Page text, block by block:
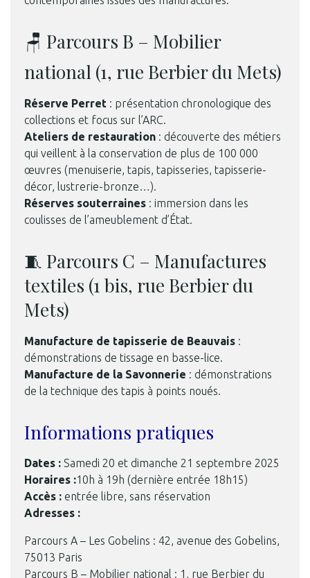
🪑 Parcours B – Mobilier
national (1, rue Berbier du Mets)
Réserve Perret : présentation chronologique des
collections et focus sur l’ARC.
Ateliers de restauration : découverte des métiers
qui veillent à la conservation de plus de 100 000
œuvres (menuiserie, tapis, tapisseries, tapisserie-
décor, lustrerie-bronze…).
Réserves souterraines : immersion dans les
coulisses de l’ameublement d’État.
🧵 Parcours C – Manufactures
textiles (1 bis, rue Berbier du
Mets)
Manufacture de tapisserie de Beauvais :
démonstrations de tissage en basse-lice.
Manufacture de la Savonnerie : démonstrations
de la technique des tapis à points noués.
Informations pratiques
Dates : Samedi 20 et dimanche 21 septembre 2025
Horaires :10h à 19h (dernière entrée 18h15)
Accès : entrée libre, sans réservation
Adresses :
Parcours A – Les Gobelins : 42, avenue des Gobelins,
75013 Paris
Parcours B – Mobilier national : 1, rue Berbier du